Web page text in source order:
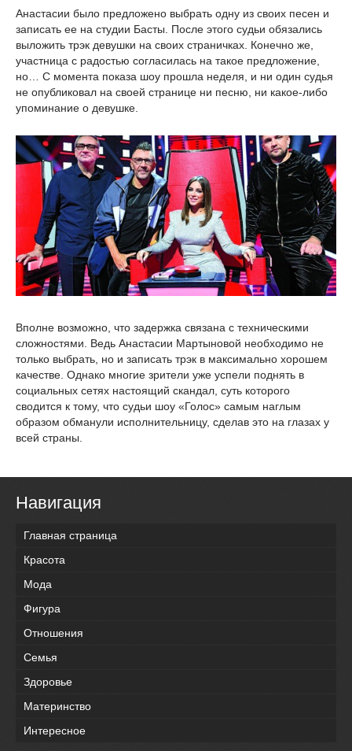
Анастасии было предложено выбрать одну из своих песен и
записать ее на студии Басты. После этого судьи обязались
выложить трэк девушки на своих страничках. Конечно же,
участница с радостью согласилась на такое предложение,
но… С момента показа шоу прошла неделя, и ни один судья
не опубликовал на своей странице ни песню, ни какое-либо
упоминание о девушке.
Вполне возможно, что задержка связана с техническими
сложностями. Ведь Анастасии Мартыновой необходимо не
только выбрать, но и записать трэк в максимально хорошем
качестве. Однако многие зрители уже успели поднять в
социальных сетях настоящий скандал, суть которого
сводится к тому, что судьи шоу «Голос» самым наглым
образом обманули исполнительницу, сделав это на глазах у
всей страны.
Навигация
Главная страница
Красота
Мода
Фигура
Отношения
Семья
Здоровье
Материнство
Интересное